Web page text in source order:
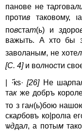
панове не таргова
против таковому,
повстат(ь) издо­ро
важыть. А хто бы
заволаным, не хотел
[С. 4] и волности
| ·҃кѕ·[26]Не шарпа
так же добръ
то з ган(ь)бою
скарбовъ ко|ролıa
ѡддал, а потым